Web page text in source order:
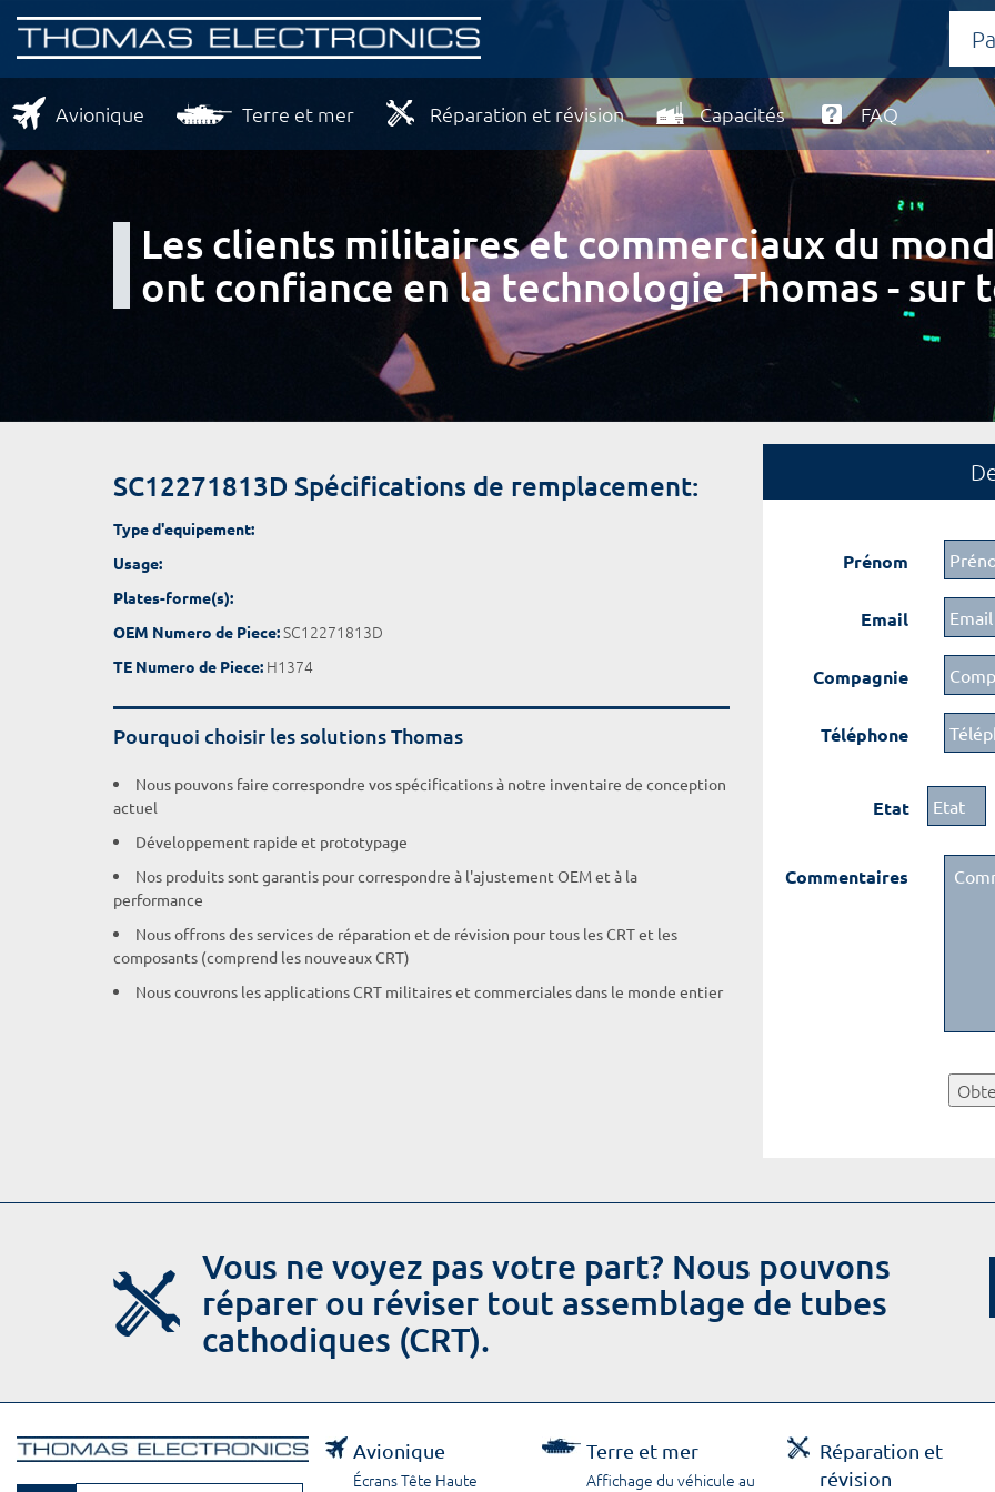
Avionique Terre et mer Réparation et révision Capacités FAQ
Les clients militaires et commerciaux du
ont confiance en la technologie Thomas - sur
SC12271813D Spécifications de remplacement:
Type d'equipement:
Usage:
Plates-forme(s):
OEM Numero de Piece:SC12271813D
TE Numero de Piece: H1374
Pourquoi choisir les solutions Thomas
Nous pouvons faire correspondre vos spécifications à notre inventaire de conception
actuel
Développement rapide et prototypage
Nos produits sont garantis pour correspondre à l'ajustement OEM et à la
performance
Nous offrons des services de réparation et de révision pour tous les CRT et les
composants (comprend les nouveaux CRT)
Nous couvrons les applications CRT militaires et commerciales dans le monde entier
Prénom
Email
Compagnie
Téléphone
Etat
Commentaires
Vous ne voyez pas votre part? Nous pouvons
réparer ou réviser tout assemblage de tubes
cathodiques (CRT).
Avionique
Écrans Tête Haute
Terre et mer
Affichage du véhicule au
Réparation et
révision